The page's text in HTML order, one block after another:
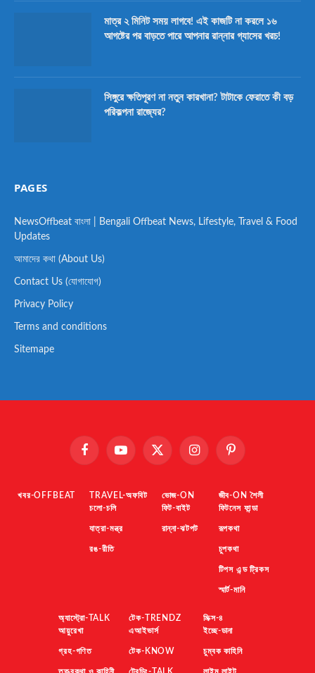
মাত্র ২ মিনিট সময় লাগবে! এই কাজটি না করলে ১৬
আগষ্টের পর বাড়তে পারে আপনার রান্নার গ্যাসের খরচ!
সিঙ্গুরে ক্ষতিপূরণ না নতুন কারখানা? টাটাকে ফেরাতে কী বড়
পরিকল্পনা রাজ্যের?
PAGES
NewsOffbeat বাংলা | Bengali Offbeat News, Lifestyle, Travel & Food
Updates
আমাদের কথা (About Us)
Contact Us (যোগাযোগ)
Privacy Policy
Terms and conditions
Sitemape
FacebookYouTube X
InstagramPinterest
খবর-OFFBEAT
TRAVEL-অফবিট
চলো-চলি
যাত্রা-মন্ত্র
রঙ-রীতি
ভোজ-ON
ফিট-বাইট
রান্না-ঝটপট
জীব-ON শৈলী
ফিটনেস ফান্ডা
রূপকথা
চুপকথা
টিপস এন্ড ট্রিকস
স্মার্ট-মানি
অ্যাস্ট্রো-TALK
আয়ুরেখা
গ্রহ-গণিত
টেক-TRENDZ
এআইভার্স
টেক-KNOW
মিক্স-৪
ইচ্ছে-ডানা
চুম্বক কাহিনি